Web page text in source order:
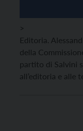
>
Editoria.
della
partito di Salvini
all’editoria e alle